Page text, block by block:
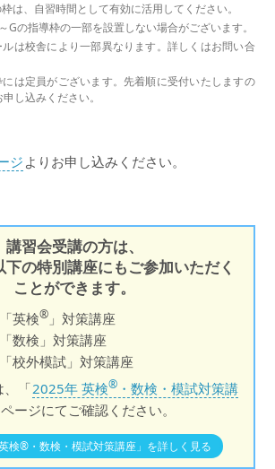
は、自習時間として有効に活用してください。
Gの指導枠の一部を設置しない場合がございます。
は校舎により一部異なります。詳しくはお問い合
は定員がございます。先着順に受付いたしますの
し込みください。
ジ よりお申し込みください。
講習会受講の方は、
下の特別講座にもご参加いただく
ことができます。
「英検®」対策講座
「数検」対策講座
「校外模試」対策講座
、「2025年 英検® ・数検・模試対策講
ページにてご確認ください。
検®・数検・模試対策講座」を詳しく見る